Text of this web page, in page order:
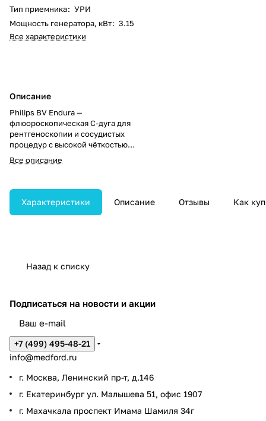
Тип приемника: УРИ
Мощность генератора, кВт: 3.15
Все характеристики
Описание
Philips BV Endura —
флюороскопическая С-дуга для
рентгеноскопии и сосудистых
процедур с высокой чёткостью
динамических изображений.
Обеспечивает гибкость
рабочего процесса.
Все описание
Характеристики Описание Отзывы Как
Назад к списку
Подписаться на новости и акции
+7 (499) 495-48-21
info@medford.ru
г. Москва, Ленинский пр-т, д.146
г. Екатеринбург ул. Малышева 51, офис 1907
г. Махачкала проспект Имама Шамиля 34г